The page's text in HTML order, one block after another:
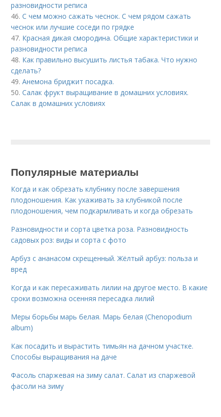
разновидности реписа
46.С чем можно сажать чеснок. С чем рядом сажать
чеснок или лучшие соседи по грядке
47. Красная дикая смородина. Общие характеристики и
разновидности реписа
48. Как правильно высушить листья табака. Что нужно
сделать?
49.Анемона бриджит посадка.
50.Салак фрукт выращивание в домашних условиях.
Салак в домашних условиях
Популярные материалы
Когда и как обрезать клубнику после завершения
плодоношения. Как ухаживать за клубникой после
плодоношения, чем подкармливать и когда обрезать
Разновидности и сорта цветка роза. Разновидность
садовых роз: виды и сорта с фото
Арбуз с ананасом скрещенный. Жёлтый арбуз: польза и
вред
Когда и как пересаживать лилии на другое место. В какие
сроки возможна осенняя пересадка лилий
Меры борьбы марь белая. Марь белая (Chenopodium
album)
Как посадить и вырастить тимьян на дачном участке.
Способы выращивания на даче
Фасоль спаржевая на зиму салат. Салат из спаржевой
фасоли на зиму